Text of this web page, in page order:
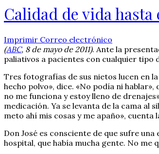
Calidad de vida hasta
Imprimir Correo electrónico
(ABC, 8 de mayo de 2011). Ante la
paliativos a pacientes con cualquier tipo
Tres fotografías de sus nietos lucen en
hecho polvo», dice. «No podía ni
no me funciona y estoy lleno de
medicación. Ya se levanta de la cama al
meto ahí mis cosas y me apaño», cuenta
Don José es consciente de que sufre
hospital, que había mucha gente. No me